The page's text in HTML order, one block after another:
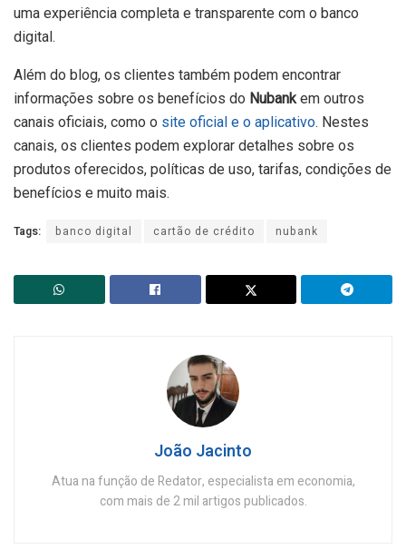
uma experiência completa e transparente com o banco
digital.
Além do blog, os clientes também podem encontrar
informações sobre os benefícios do Nubankem outros
canais oficiais, como o site oficial e o aplicativo. Nestes
canais, os clientes podem explorar detalhes sobre os
produtos oferecidos, políticas de uso, tarifas, condições de
benefícios e muito mais.
Tags: banco digital cartão de crédito nubank
João Jacinto
Atua na função de Redator, especialista em economia,
com mais de 2 mil artigos publicados.